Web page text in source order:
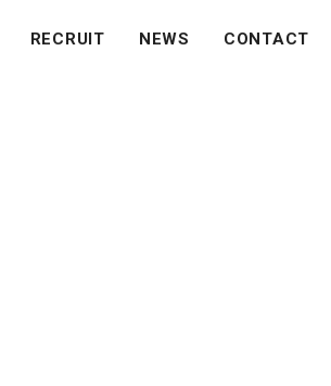
RECRUIT NEWS CONTACT